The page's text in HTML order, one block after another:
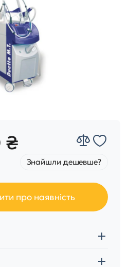
₴
Знайшли дешевше?
про наявність